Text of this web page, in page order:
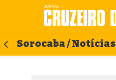
Sorocaba / Notícias